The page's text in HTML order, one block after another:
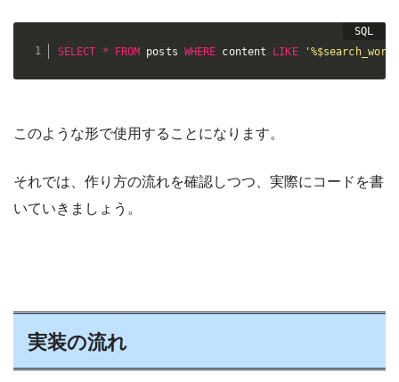
SELECT * FROM posts WHERE content LIKE
このような形で使用することになります。
それでは、作り方の流れを確認しつつ、実際にコードを書
いていきましょう。
実装の流れ